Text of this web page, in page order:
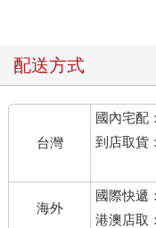
起眼睛，深吸一口氣，
我在一場葬禮上。
感覺很悲傷。
別人的悲傷。我就像穿
的餘溫。
我湧起一股複雜的感受。
大部分是悲傷，但我也
配送方式
台灣
國內宅配
到店取貨：
海外
國際快遞
港澳店取：